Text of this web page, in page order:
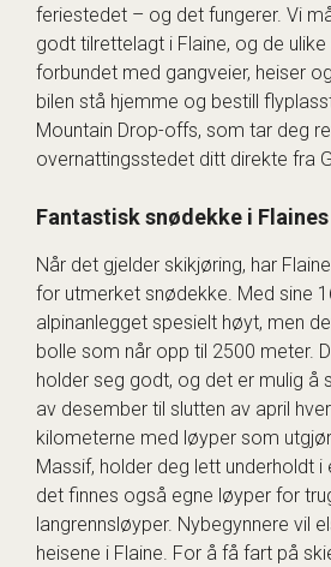
feriestedet – og det fungerer. Vi
godt tilrettelagt i Flaine, og de
forbundet med gangveier, heiser
bilen stå hjemme og bestill
Mountain Drop-offs, som tar deg
overnattingsstedet ditt direkte fra
Fantastisk snødekke i Flaines
Når det gjelder skikjøring, har
for utmerket snødekke. Med sine
alpinanlegget spesielt høyt, men
bolle som når opp til 2500 meter.
holder seg godt, og det er mulig å
av desember til slutten av april
kilometerne med løyper som
Massif, holder deg lett underholdt i
det finnes også egne løyper for
langrennsløyper. Nybegynnere vil
heisene i Flaine. For å få fart på